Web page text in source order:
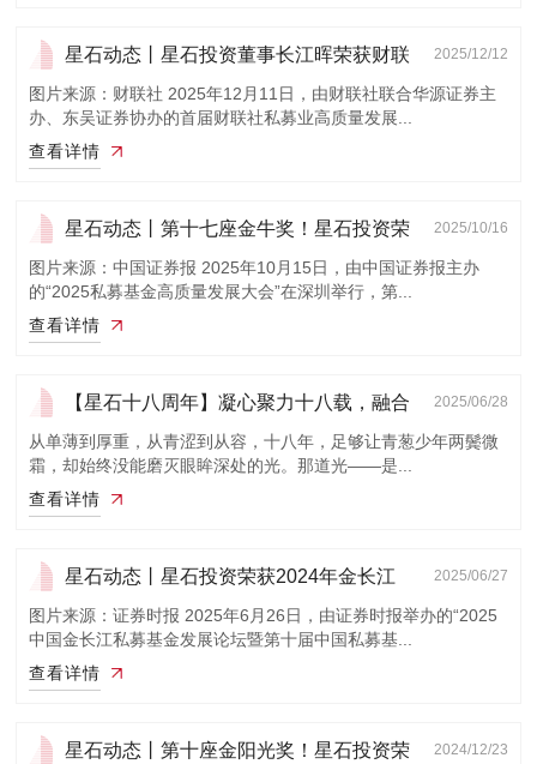
星石动态丨星石投资董事长江晖荣获财联
社首届“...
2025/12/12
图片来源：财联社 2025年12月11日，由财联社联合华源证券主
办、东吴证券协办的首届财联社私募业高质量发展...
查看详情
星石动态丨第十七座金牛奖！星石投资荣
获“金牛...
2025/10/16
图片来源：中国证券报 2025年10月15日，由中国证券报主办
的“2025私募基金高质量发展大会”在深圳举行，第...
查看详情
【星石十八周年】凝心聚力十八载，融合
至臻见匠...
2025/06/28
从单薄到厚重，从青涩到从容，十八年，足够让青葱少年两鬓微
霜，却始终没能磨灭眼眸深处的光。那道光——是...
查看详情
星石动态丨星石投资荣获2024年金长江
行业典范私...
2025/06/27
图片来源：证券时报 2025年6月26日，由证券时报举办的“2025
中国金长江私募基金发展论坛暨第十届中国私募基...
查看详情
星石动态丨第十座金阳光奖！星石投资荣
2024/12/23